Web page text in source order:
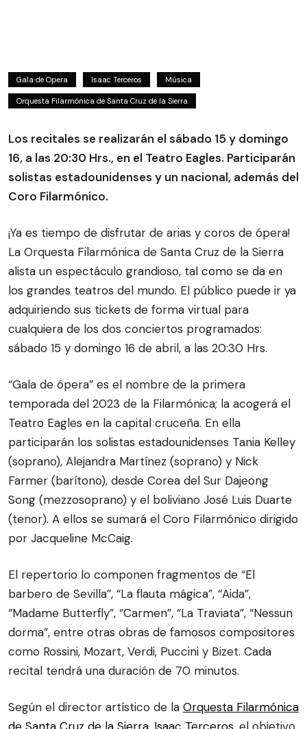
Gala de Opera Isaac Terceros Música
Orquesta Filarmónica de Santa Cruz de la Sierra
Los recitales se realizarán el sábado 15 y domingo
16, a las 20:30 Hrs., en el Teatro Eagles. Participarán
solistas estadounidenses y un nacional, además del
Coro Filarmónico.
¡Ya es tiempo de disfrutar de arias y coros de ópera!
La Orquesta Filarmónica de Santa Cruz de la Sierra
alista un espectáculo grandioso, tal como se da en
los grandes teatros del mundo. El público puede ir ya
adquiriendo sus tickets de forma virtual para
cualquiera de los dos conciertos programados:
sábado 15 y domingo 16 de abril, a las 20:30 Hrs.
“Gala de ópera” es el nombre de la primera
temporada del 2023 de la Filarmónica; la acogerá el
Teatro Eagles en la capital cruceña. En ella
participarán los solistas estadounidenses Tania Kelley
(soprano), Alejandra Martínez (soprano) y Nick
Farmer (barítono), desde Corea del Sur Dajeong
Song (mezzosoprano) y el boliviano José Luis Duarte
(tenor). A ellos se sumará el Coro Filarmónico dirigido
por Jacqueline McCaig.
El repertorio lo componen fragmentos de “El
barbero de Sevilla”, “La flauta mágica”, “Aida”,
“Madame Butterfly”, “Carmen”, “La Traviata”, “Nessun
dorma”, entre otras obras de famosos compositores
como Rossini, Mozart, Verdi, Puccini y Bizet. Cada
recital tendrá una duración de 70 minutos.
Según el director artístico de la Orquesta Filarmónica